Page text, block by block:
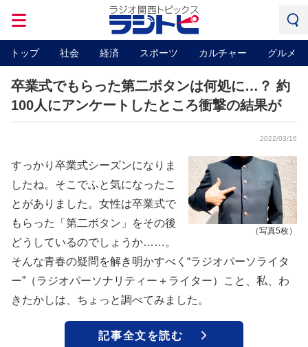
トップ 社会 経済 スポーツ カルチャー グルメ
卒業式でもらった第二ボタンは何処に…？ 約
100人にアンケートしたところ衝撃の結果が
2022/03/16
（写真5枚）
すっかり卒業式シーズンになりま
したね。そこでふと気になったこ
とがありました。女性は卒業式で
もらった「第二ボタン」をその後
どうしているのでしょうか……。
そんな青春の疑問を解き明かすべく“ラジオパーソライタ
ー”（ラジオパーソナリティー＋ライター）こと、私、わ
きたかしは、ちょっと調べてみました。
記事全文を読む